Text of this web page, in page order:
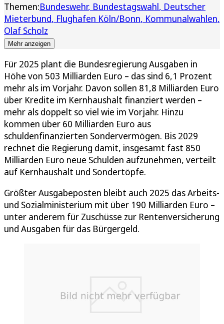
Themen:Bundeswehr Bundestagswahl Deutscher
Mieterbund Flughafen Köln/Bonn Kommunalwahlen
Olaf Scholz
Mehr anzeigen
Für 2025 plant die Bundesregierung Ausgaben in
Höhe von 503 Milliarden Euro – das sind 6,1 Prozent
mehr als im Vorjahr. Davon sollen 81,8 Milliarden Euro
über Kredite im Kernhaushalt finanziert werden –
mehr als doppelt so viel wie im Vorjahr. Hinzu
kommen über 60 Milliarden Euro aus
schuldenfinanzierten Sondervermögen. Bis 2029
rechnet die Regierung damit, insgesamt fast 850
Milliarden Euro neue Schulden aufzunehmen, verteilt
auf Kernhaushalt und Sondertöpfe.
Größter Ausgabeposten bleibt auch 2025 das Arbeits-
und Sozialministerium mit über 190 Milliarden Euro –
unter anderem für Zuschüsse zur Rentenversicherung
und Ausgaben für das Bürgergeld.